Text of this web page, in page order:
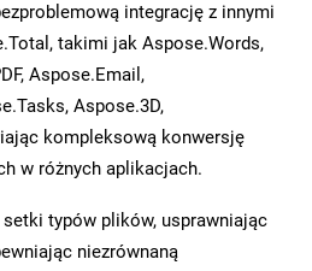
integrację z innymi
takimi jak Aspose.Words,
Aspose.Email,
Aspose.3D,
kompleksową konwersję
w różnych aplikacjach.
typów plików, usprawniając
niezrównaną